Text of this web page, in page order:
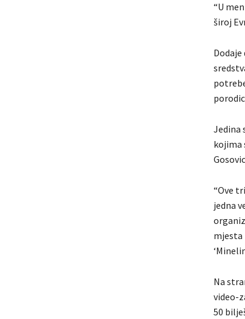
“U
široj
Jedina
kojima
“Ove
jedna
mjesta
Na
video-
50